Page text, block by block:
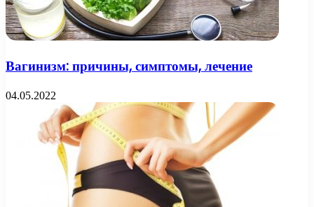
Вагинизм: причины, симптомы, лечение
04.05.2022